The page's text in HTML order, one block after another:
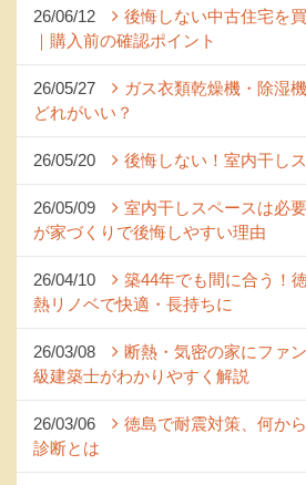
26/06/12
後悔しない中古住宅を
｜購入前の確認ポイント
26/05/27
ガス衣類乾燥機・除湿
どれがいい？
26/05/20 後悔しない！室内干し
26/05/09
室内干しスペースは必
が家づくりで後悔しやすい理由
26/04/10
築44年でも間に合う！
熱リノベで快適・長持ちに
26/03/08
断熱・気密の家にファ
級建築士がわかりやすく解説
26/03/06
徳島で耐震対策、何か
診断とは